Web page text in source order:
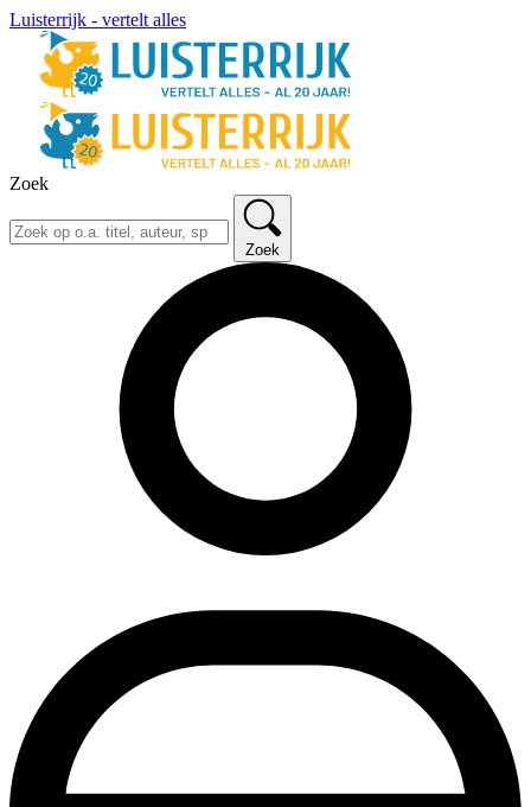
Luisterrijk - vertelt alles
Zoek
Zoek